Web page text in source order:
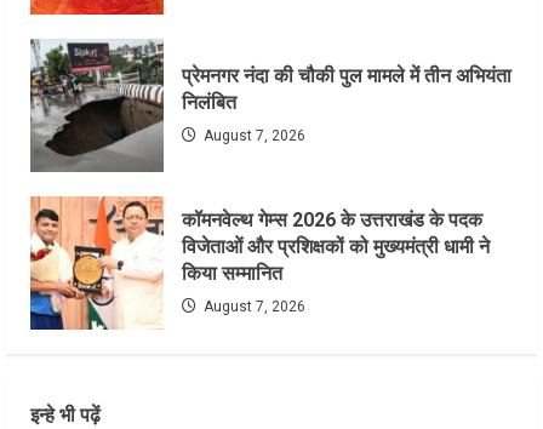
प्रेमनगर नंदा की चौकी पुल मामले में तीन अभियंता
निलंबित
August 7, 2026
कॉमनवेल्थ गेम्स 2026 के उत्तराखंड के पदक
विजेताओं और प्रशिक्षकों को मुख्यमंत्री धामी ने
किया सम्मानित
August 7, 2026
इन्हे भी पढ़ें